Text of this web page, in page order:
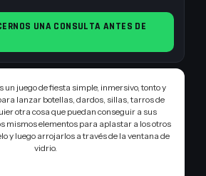
UNA CONSULTA ANTES DE
un juego de fiesta simple, inmersivo, tonto y
lanzar botellas, dardos, sillas, tarros de
otra cosa que puedan conseguir a sus
mismos elementos para aplastar a los otros
y luego arrojarlos a través de la ventana de
vidrio.